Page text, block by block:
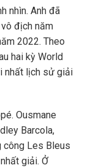
nhìn. Anh đã
địch năm
2022. Theo
hai kỳ World
nhất lịch sử giải
Ousmane
Barcola,
công Les Bleus
giải. Ở